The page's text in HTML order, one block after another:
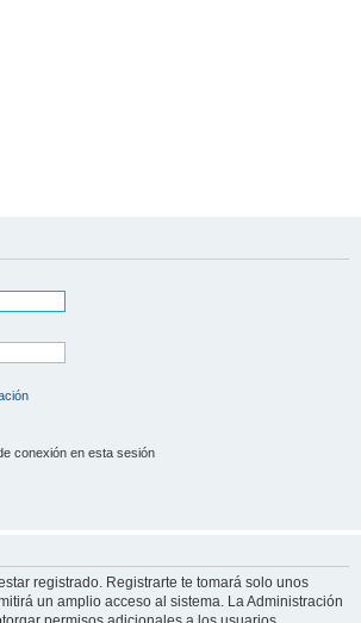
conexión en esta sesión
registrado. Registrarte te tomará solo unos
un amplio acceso al sistema. La Administración